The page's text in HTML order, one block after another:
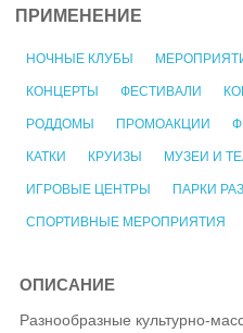
ПРИМЕНЕНИЕ
НОЧНЫЕ КЛУБЫ
КОНЦЕРТЫ ФЕСТИВАЛИ
РОДДОМЫ ПРОМОАКЦИИ
КАТКИ КРУИЗЫ МУЗЕИ И
ИГРОВЫЕ ЦЕНТРЫ ПАРКИ
СПОРТИВНЫЕ МЕРОПРИЯТИЯ
ОПИСАНИЕ
Разнообразные культурно-